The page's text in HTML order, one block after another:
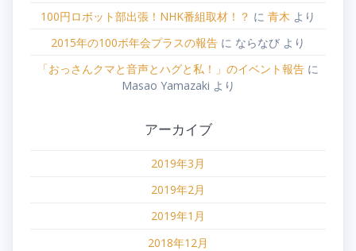
100円ロボット部出張！NHK番組取材！？ に 青木 より
2015年の100ボ年会プラスの報告 に ならなび より
「おっさんクマと音声とハグと私！」のイベント報告 に
Masao Yamazaki より
アーカイブ
2019年3月
2019年2月
2019年1月
2018年12月